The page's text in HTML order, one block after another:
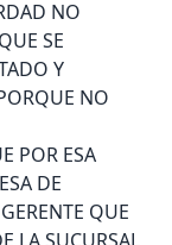
NO
SE
Y
NO
POR ESA
DE
QUE